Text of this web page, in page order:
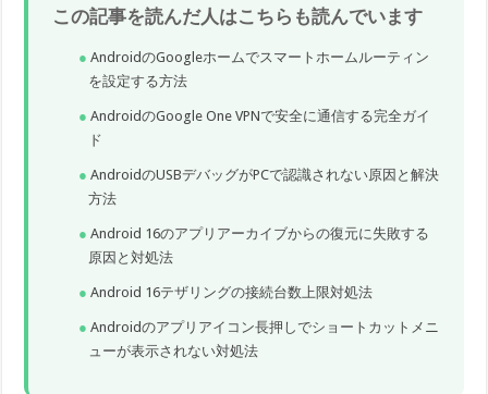
この記事を読んだ人はこちらも読んでいます
AndroidのGoogleホームでスマートホームルーティン
を設定する方法
AndroidのGoogle One VPNで安全に通信する完全ガイ
ド
AndroidのUSBデバッグがPCで認識されない原因と解決
方法
Android 16のアプリアーカイブからの復元に失敗する
原因と対処法
Android 16テザリングの接続台数上限対処法
Androidのアプリアイコン長押しでショートカットメニ
ューが表示されない対処法